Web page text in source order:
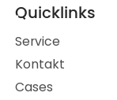
Quicklinks
Service
Kontakt
Cases